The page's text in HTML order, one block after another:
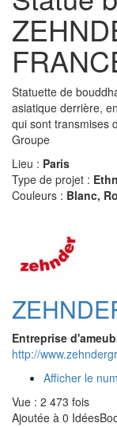
Statuette de
asiatique derrière,
qui sont transmises
Groupe
Lieu : Paris
Type de projet :
Couleurs : Blanc,
Entreprise
http://
Afficher le
Vue : 2 473 fois
Ajoutée à 0